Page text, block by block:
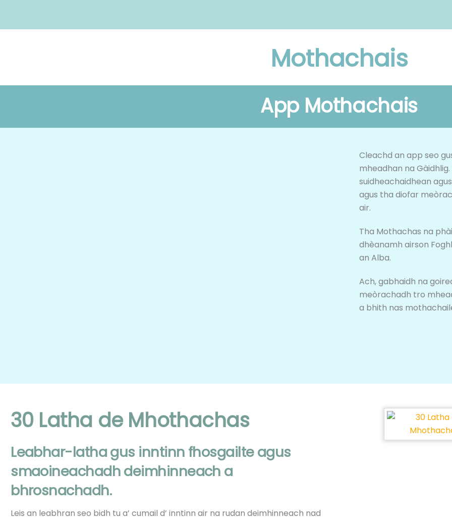
Mothachais
App Mothachais
Cleachd an app seo
mheadhan na
suidheachaidhean
agus tha diofar
air.
Tha Mothachas na
dhèanamh airson
an Alba.
Ach, gabhaidh na
meòrachadh tro
a bhith nas
30 Latha de Mhothachas
Leabhar-latha gus inntinn fhosgailte agus
smaoineachadh deimhinneach a
bhrosnachadh.
Leis an leabhran seo bidh tu a’ cumail d’ inntinn air na rudan deimhinneach nad